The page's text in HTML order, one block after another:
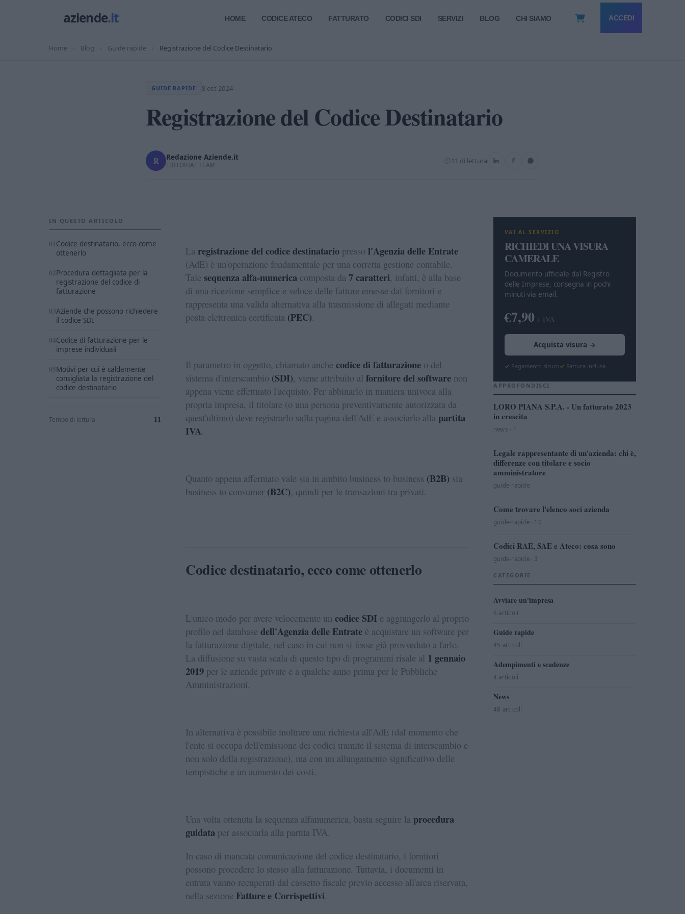
HOME CODICE ATECO FATTURATO CODICI SDI SERVIZI BLOG CHI SIAMO ACCEDI
Home › Blog › Guide rapide › Registrazione del Codice Destinatario
GUIDE RAPIDE 8 ott 2024
Registrazione del Codice Destinatario
R Redazione Aziende.it
EDITORIAL TEAM 11 di lettura
IN QUESTO ARTICOLO
Codice destinatario, ecco come
ottenerlo
Procedura dettagliata per la
registrazione del codice di
fatturazione
Aziende che possono richiedere
il codice SDI
Codice di fatturazione per le
imprese individuali
Motivi per cui è caldamente
consigliata la registrazione del
codice destinatario
Tempo di lettura 11
La registrazione del codice destinatario presso l'Agenzia delle Entrate
(AdE) è un'operazione fondamentale per una corretta gestione contabile.
Tale sequenza alfa-numerica composta da 7 caratteri, infatti, è alla base
di una ricezione semplice e veloce delle fatture emesse dai fornitori e
rappresenta una valida alternativa alla trasmissione di allegati mediante
posta elettronica certificata (PEC).
Il parametro in oggetto, chiamato anche codice di fatturazione o del
sistema d'interscambio (SDI), viene attribuito al fornitore del software non
appena viene effettuato l'acquisto. Per abbinarlo in maniera univoca alla
propria impresa, il titolare (o una persona preventivamente autorizzata da
quest'ultimo) deve registrarlo sulla pagina dell'AdE e associarlo alla partita
IVA.
Quanto appena affermato vale sia in ambito business to business (B2B) sia
business to consumer (B2C), quindi per le transazioni tra privati.
Codice destinatario, ecco come ottenerlo
L'unico modo per avere velocemente un codice SDI e aggiungerlo al proprio
profilo nel database dell'Agenzia delle Entrate è acquistare un software per
la fatturazione digitale, nel caso in cui non si fosse già provveduto a farlo.
La diffusione su vasta scala di questo tipo di programmi risale al 1 gennaio
2019 per le aziende private e a qualche anno prima per le Pubbliche
Amministrazioni.
In alternativa è possibile inoltrare una richiesta all'AdE (dal momento che
l'ente si occupa dell'emissione dei codici tramite il sistema di interscambio e
non solo della registrazione), ma con un allungamento significativo delle
tempistiche e un aumento dei costi.
Una volta ottenuta la sequenza alfanumerica, basta seguire la procedura
guidata per associarla alla partita IVA.
In caso di mancata comunicazione del codice destinatario, i fornitori
possono procedere lo stesso alla fatturazione. Tuttavia, i documenti in
entrata vanno recuperati dal cassetto fiscale previo accesso all'area riservata,
nella sezione Fatture e Corrispettivi.
VAI AL SERVIZIO
RICHIEDI UNA VISURA
CAMERALE
Documento ufficiale dal Registro
delle Imprese, consegna in pochi
minuti via email.
€7,90 + IVA
Acquista visura →
Pagamento sicuro Fattura inclusa
APPROFONDISCI
LORO PIANA S.P.A. - Un fatturato 2023
in crescita
news · 1
Legale rappresentante di un'azienda: chi è,
differenze con titolare e socio
amministratore
guide-rapide
Come trovare l'elenco soci azienda
guide-rapide · 10
Codici RAE, SAE e Ateco: cosa sono
guide-rapide · 3
CATEGORIE
Avviare un'impresa
6 articoli
Guide rapide
45 articoli
Adempimenti e scadenze
4 articoli
News
48 articoli